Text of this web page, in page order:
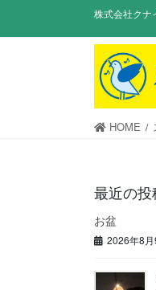
株式会社ク
HOME
最近の投
お盆
2026年8月